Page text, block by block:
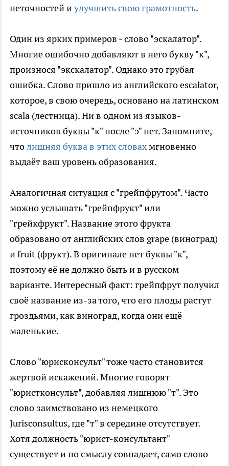
неточностей иулучшить свою грамотность.
Один из ярких примеров - слово "эскалатор".
Многие ошибочно добавляют в него букву "к",
произнося "экскалатор". Однако это грубая
ошибка. Слово пришло из английского escalator,
которое, в свою очередь, основано на латинском
scala (лестница). Ни в одном из языков-
источников буквы "к" после "э" нет. Запомните,
чтолишняя буква в этих словахмгновенно
выдаёт ваш уровень образования.
Аналогичная ситуация с "грейпфрутом". Часто
можно услышать "грейпфрукт" или
"грейкфрукт". Название этого фрукта
образовано от английских слов grape (виноград)
и fruit (фрукт). В оригинале нет буквы "к",
поэтому её не должно быть и в русском
варианте. Интересный факт: грейпфрут получил
своё название из-за того, что его плоды растут
гроздьями, как виноград, когда они ещё
маленькие.
Слово "юрисконсульт" тоже часто становится
жертвой искажений. Многие говорят
"юристконсульт", добавляя лишнюю "т". Это
слово заимствовано из немецкого
Jurisconsultus, где "т" в середине отсутствует.
Хотя должность "юрист-консультант"
существует и по смыслу совпадает, само слово